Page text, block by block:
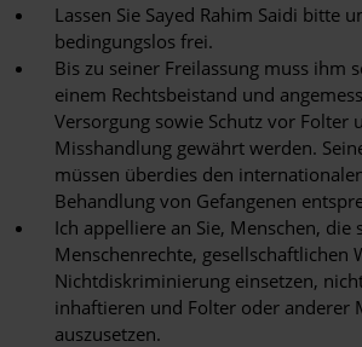
Lassen Sie Sayed Rahim Saidi bitte
bedingungslos frei.
Bis zu seiner Freilassung muss ihm
einem Rechtsbeistand und
Versorgung sowie Schutz vor Folter
Misshandlung gewährt werden.
müssen überdies den
Behandlung von Gefangenen
Ich appelliere an Sie, Menschen,
Menschenrechte, gesellschaftlichen
Nichtdiskriminierung einsetzen,
inhaftieren und Folter oder anderer
auszusetzen.